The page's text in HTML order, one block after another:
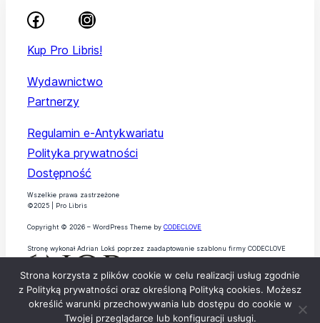
Kup Pro Libris!
Wydawnictwo
Partnerzy
Regulamin e-Antykwariatu
Polityka prywatności
Dostępność
Wszelkie prawa zastrzeżone
©2025 | Pro Libris
Copyright © 2026 – WordPress Theme by CODECLOVE
Stronę wykonał Adrian Lokś poprzez zaadaptowanie szablonu firmy CODECLOVE
Strona korzysta z plików cookie w celu realizacji usług zgodnie
z Polityką prywatności oraz określoną Polityką cookies. Możesz
określić warunki przechowywania lub dostępu do cookie w
Twojej przeglądarce lub konfiguracji usługi.